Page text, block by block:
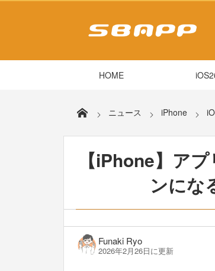
HOME
ニュース iPhone
【iPhone】ア
ンにな
Funaki Ryo
2026年2月26日に更新